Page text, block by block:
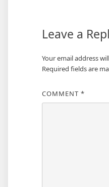
Leave a
Your email address
Required fields are
COMMENT *